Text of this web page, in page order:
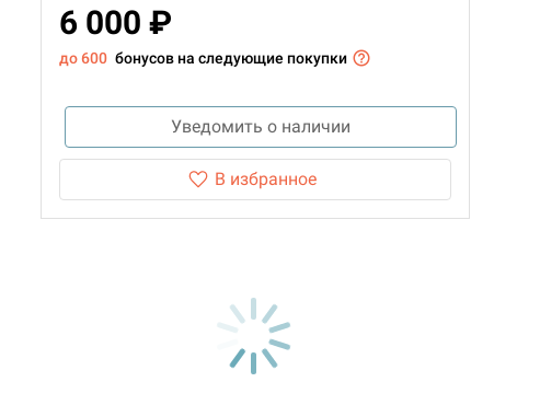
6 000 ₽
до 600 бонусов на следующие покупки
Уведомить о наличии
В избранное